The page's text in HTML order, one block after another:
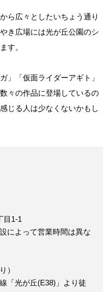
ら広々としたいちょう通り
き広場には光が丘公園のシ
す。
」「仮面ライダーアギト」
々の作品に登場しているの
じる人は少なくないかもし
目1-1
によって営業時間は異な
）
「光が丘(E38)」より徒